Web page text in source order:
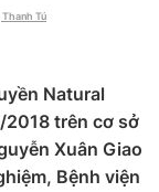
Tú
Natural
trên cơ sở
Xuân Giao
Bệnh viện